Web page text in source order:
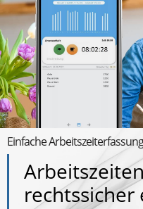
Einfache
rechtssicher